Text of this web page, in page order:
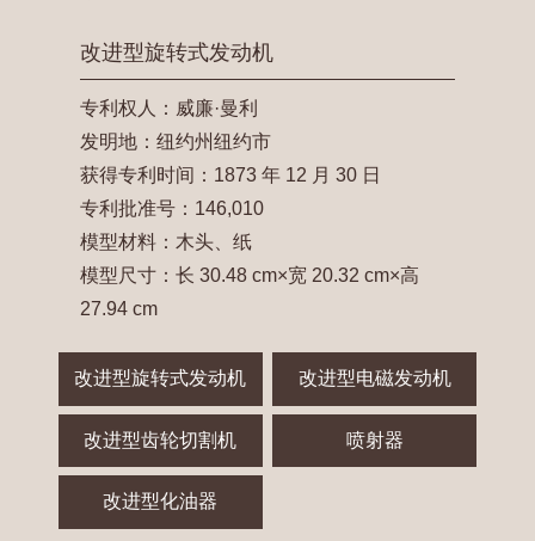
改进型旋转式发动机
专利权人：威廉·曼利
发明地：纽约州纽约市
获得专利时间：1873 年 12 月 30 日
专利批准号：146,010
模型材料：木头、纸
模型尺寸：长 30.48 cm×宽 20.32 cm×高
27.94 cm
改进型旋转式发动机 改进型电磁发动机
改进型齿轮切割机 喷射器
改进型化油器